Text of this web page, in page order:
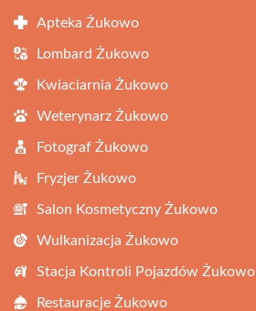
Apteka Żukowo
Lombard Żukowo
Kwiaciarnia Żukowo
Weterynarz Żukowo
Fotograf Żukowo
Fryzjer Żukowo
Salon Kosmetyczny Żukowo
Wulkanizacja Żukowo
Stacja Kontroli Pojazdów Żukowo
Restauracje Żukowo